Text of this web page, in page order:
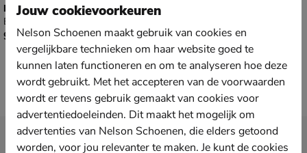
Nelson
Enkellaarsjes - goud
€ 99,99
99 ,99
Nelson
€ 99,99
99,99
Nieuwsbrief
Jouw cookievoorkeuren
Nelson Schoenen maakt gebruik van cookies en
vergelijkbare technieken om haar website goed te
kunnen laten functioneren en om te analyseren hoe deze
wordt gebruikt. Met het accepteren van de voorwaarden
wordt er tevens gebruik gemaakt van cookies voor
advertentiedoeleinden. Dit maakt het mogelijk om
advertenties van Nelson Schoenen, die elders getoond
worden, voor jou relevanter te maken. Je kunt de cookies